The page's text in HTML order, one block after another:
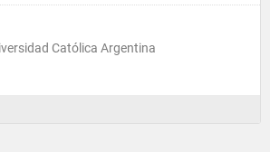
Católica Argentina